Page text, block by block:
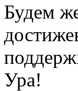
Будем
Ура!